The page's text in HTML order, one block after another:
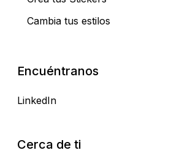
Cambia tus estilos
Encuéntranos
LinkedIn
Cerca de ti